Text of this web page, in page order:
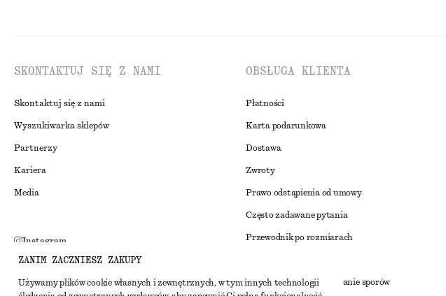
SKONTAKTUJ SIĘ Z NAMI
Skontaktuj się z nami
Wyszukiwarka sklepów
Partnerzy
Kariera
Media
Instagram
Pinterest
Facebook
OBSŁUGA KLIENTA
Płatności
Karta podarunkowa
Dostawa
Zwroty
Prawo odstąpienia od umowy
Często zadawane pytania
Przewodnik po rozmiarach
Alternatywne rozstrzyganie sporów
ZANIM ZACZNIESZ ZAKUPY
Używamy plików cookie własnych i zewnętrznych, w tym innych technologii